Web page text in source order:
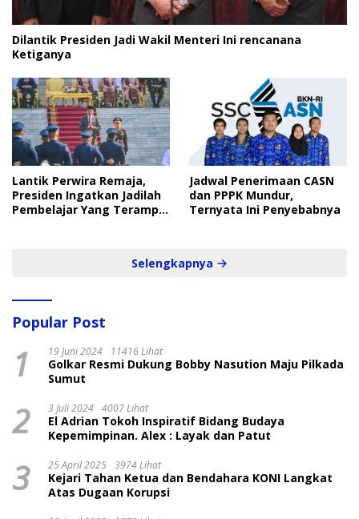
Dilantik Presiden Jadi Wakil Menteri Ini rencanana
Ketiganya
Lantik Perwira Remaja,
Presiden Ingatkan Jadilah
Pembelajar Yang Terampil
Jadwal Penerimaan CASN
dan PPPK Mundur,
Ternyata Ini Penyebabnya
Selengkapnya
Popular Post
1 19 Juni 2024 11416 Lihat
Golkar Resmi Dukung Bobby Nasution Maju Pilkada
Sumut
2 3 Juli 2024 4007 Lihat
El Adrian Tokoh Inspiratif Bidang Budaya
Kepemimpinan. Alex : Layak dan Patut
3 25 April 2025 3974 Lihat
Kejari Tahan Ketua dan Bendahara KONI Langkat
Atas Dugaan Korupsi